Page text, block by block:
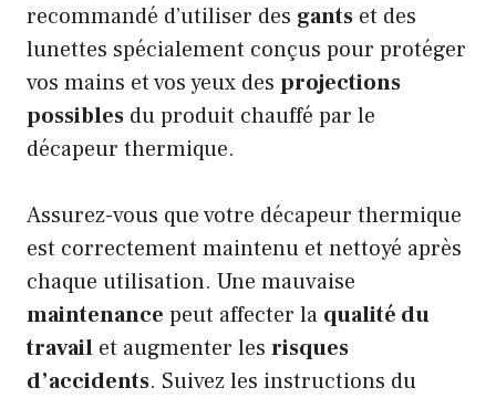
recommandé d’utiliser des gants et des
lunettes spécialement conçus pour protéger
vos mains et vos yeux des projections
possibles du produit chauffé par le
décapeur thermique.
Assurez-vous que votre décapeur thermique
est correctement maintenu et nettoyé après
chaque utilisation. Une mauvaise
maintenance peut affecter la qualité du
travail et augmenter les risques
d’accidents. Suivez les instructions du